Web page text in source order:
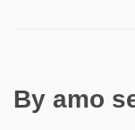
By amo